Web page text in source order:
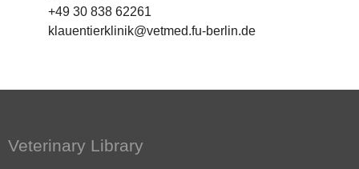
+49 30 838 62261
klauentierklinik@vetmed.fu-berlin.de
Veterinary Library